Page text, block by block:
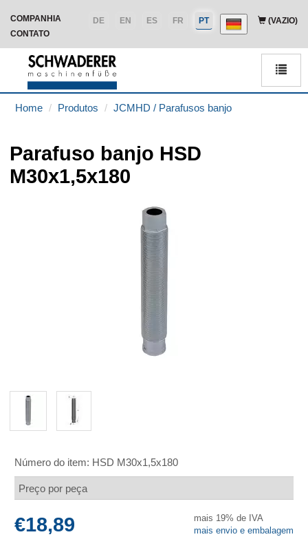
(VAZIO)
COMPANHIA PT
FR
ES
EN
DE
CONTATO
Home Produtos JCMHD / Parafusos banjo
Parafuso banjo HSD
M30x1,5x180
Número do item: HSD M30x1,5x180
Preço por peça
€18,89
mais 19% de IVA
mais envio e embalagem